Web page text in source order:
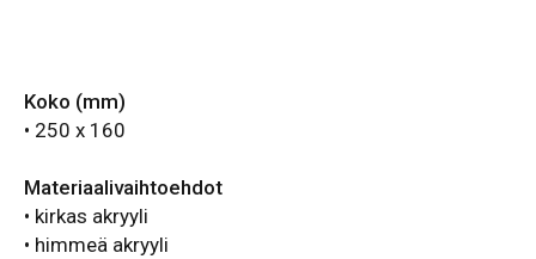
Koko (mm)
• 250 x 160
Materiaalivaihtoehdot
• kirkas akryyli
• himmeä akryyli